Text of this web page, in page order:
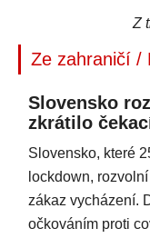
Z
Ze zahraničí /
Slovensko
zkrátilo
Slovensko, které
lockdown,
zákaz vycházení.
očkováním proti